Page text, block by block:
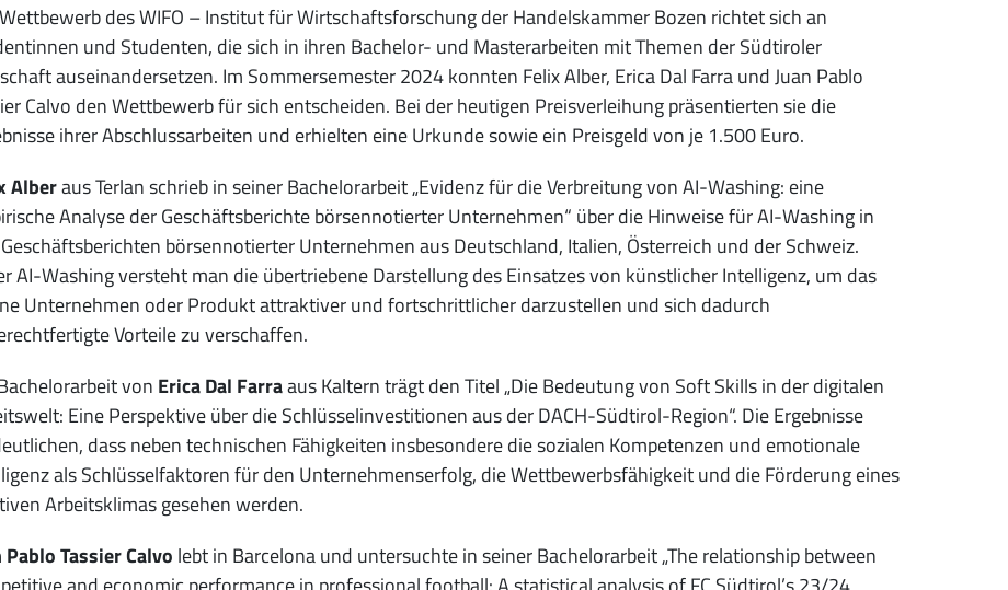
des WIFO – Institut für Wirtschaftsforschung der Handelskammer Bozen richtet sich an
und Studenten, die sich in ihren Bachelor- und Masterarbeiten mit Themen der Südtiroler
auseinandersetzen. Im Sommersemester 2024 konnten Felix Alber, Erica Dal Farra und Juan Pablo
Calvo den Wettbewerb für sich entscheiden. Bei der heutigen Preisverleihung präsentierten sie die
ihrer Abschlussarbeiten und erhielten eine Urkunde sowie ein Preisgeld von je 1.500 Euro.
Alberaus Terlan schrieb in seiner Bachelorarbeit „Evidenz für die Verbreitung von AI-Washing: eine
Analyse der Geschäftsberichte börsennotierter Unternehmen“ über die Hinweise für AI-Washing in
börsennotierter Unternehmen aus Deutschland, Italien, Österreich und der Schweiz.
AI-Washing versteht man die übertriebene Darstellung des Einsatzes von künstlicher Intelligenz, um das
Unternehmen oder Produkt attraktiver und fortschrittlicher darzustellen und sich dadurch
Vorteile zu verschaffen.
von Erica Dal Farraaus Kaltern trägt den Titel „Die Bedeutung von Soft Skills in der digitalen
Eine Perspektive über die Schlüsselinvestitionen aus der DACH-Südtirol-Region“. Die Ergebnisse
dass neben technischen Fähigkeiten insbesondere die sozialen Kompetenzen und emotionale
als Schlüsselfaktoren für den Unternehmenserfolg, die Wettbewerbsfähigkeit und die Förderung eines
Arbeitsklimas gesehen werden.
Pablo Tassier Calvo lebt in Barcelona und untersuchte in seiner Bachelorarbeit „The relationship between